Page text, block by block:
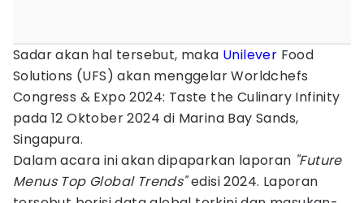
Sadar akan hal tersebut, maka Unilever Food
Solutions (UFS) akan menggelar Worldchefs
Congress & Expo 2024: Taste the Culinary Infinity
pada 12 Oktober 2024 di Marina Bay Sands,
Singapura.
Dalam acara ini akan dipaparkan laporan "Future
Menus Top Global Trends"edisi 2024. Laporan